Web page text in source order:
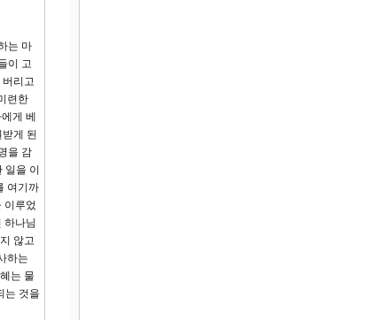
는 마
이 고
리고
련한
게 베
게 된
을 감
을 이
여기까
이루었
하나님
않고
하는
는 물
는 것을